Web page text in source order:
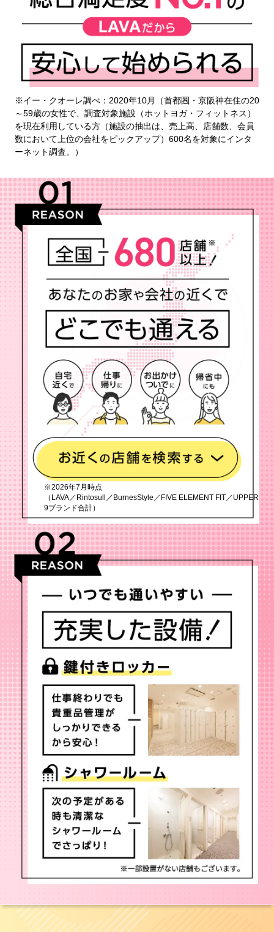
※イー・クオーレ調べ：2020年10月（首都圏・京阪神在住の20
～59歳の女性で、調査対象施設（ホットヨガ・フィットネス）
を現在利用している方（施設の抽出は、売上高、店舗数、会員
数において上位の会社をピックアップ）600名を対象にインタ
ーネット調査。）
※2026年7月時点
（LAVA／Rintosull／BurnesStyle／FIVE ELEMENT FIT／UPPER
9ブランド合計）